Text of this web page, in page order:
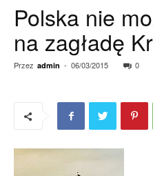
Polska nie
na zagładę
Przez admin - 06/03/2015 0